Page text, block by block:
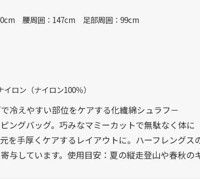
腰周囲：147cm 足部周囲：99cm
ロン（ナイロン100％）
冷えやすい部位をケアする化繊綿シュラフ－
ングバッグ。巧みなマミーカットで無駄なく体に
を手厚くケアするレイアウトに。ハーフレングス
与しています。使用目安：夏の縦走登山や春秋の